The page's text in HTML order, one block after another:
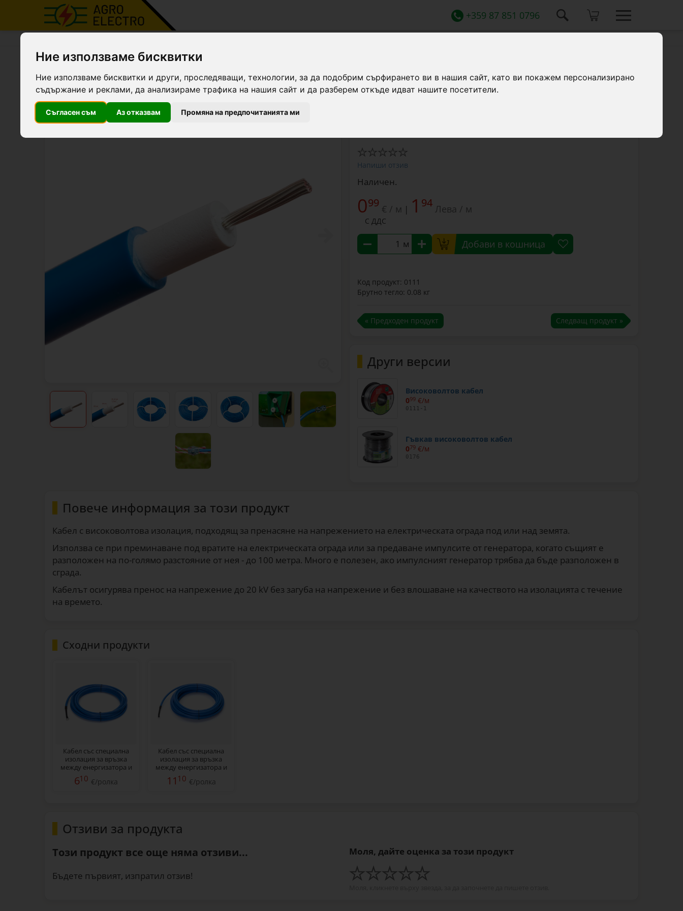
Ние използваме бисквитки
Ние използваме бисквитки и други, проследяващи, технологии, за да подобрим сърфирането ви в нашия сайт, като ви покажем персонализирано
съдържание и реклами, да анализираме трафика на нашия сайт и да разберем откъде идват нашите посетители.
Съгласен съм Аз отказвам Промяна на предпочитанията ми
+359 87 851 0796
Високоволтов кабел - син
Топ фаворит
Напиши отзив
Наличен.
099 € / м | 1 94 Лева / м
С ДДС
м Добави в кошница
Код продукт: 0111
Брутно тегло: 0.08 кг
« Предходен продукт Следващ продукт »
Други версии
Високоволтов кабел
099 €/м
0111-1
Гъвкав високоволтов кабел
079 €/м
0176
Повече информация за този продукт
Кабел с високоволтова изолация, подходящ за пренасяне на напрежението на електрическата ограда под или над земята.
Използва се при преминаване под вратите на електрическата ограда или за предаване импулсите от генератора, когато същият е
разположен на по-голямо разстояние от нея - до 100 метра. Много е полезен, ако импулсният генератор трябва да бъде разположен в
сграда.
Кабелът осигурява пренос на напрежение до 20 kV без загуба на напрежение и без влошаване на качеството на изолацията с течение
на времето.
Сходни продукти
Кабел със специална
изолация за връзка
между енергизатора и
оградата, 5 м
610 €/ролка
Кабел със специална
изолация за връзка
между енергизатора и
оградата, 10 м
11 10 €/ролка
Отзиви за продукта
Този продукт все още няма отзиви...
Бъдете първият, изпратил отзив!
Моля, дайте оценка за този продукт